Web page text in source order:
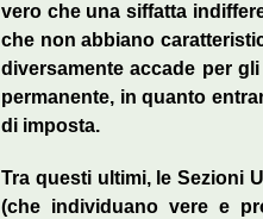
vero che una siffatta
che non abbiano
diversamente accade per
permanente, in quanto
di imposta.
Tra questi ultimi, le Sezioni
(che individuano vere e